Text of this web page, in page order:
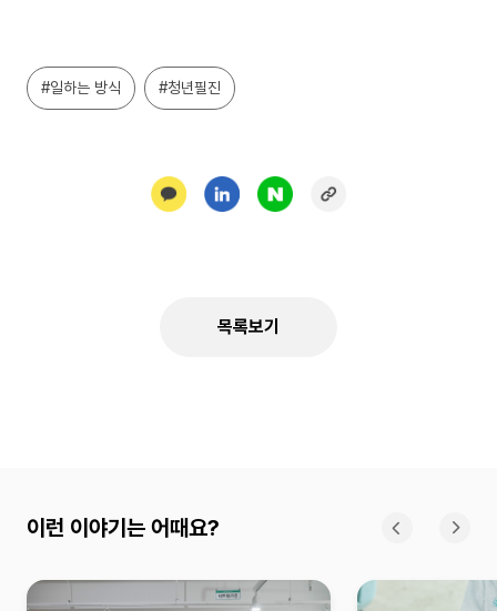
#일하는 방식 #청년필진
목록보기
이런 이야기는 어때요?